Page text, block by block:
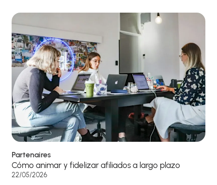
Partenaires
Cómo animar y fidelizar afiliados a largo plazo
22/05/2026